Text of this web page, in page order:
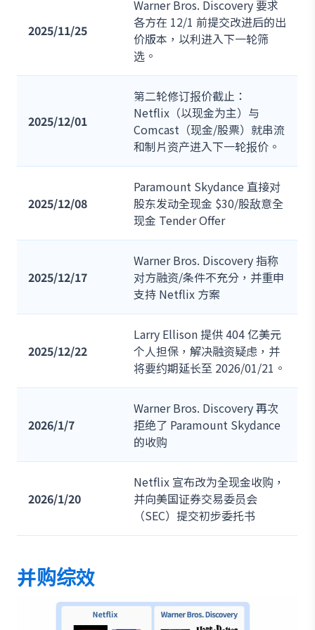
2025/11/25
Warner Bros. Discovery 要求
各方在 12/1 前提交改进后的出
价版本，以利进入下一轮筛
选。
2025/12/01
第二轮修订报价截止：
Netflix（以现金为主）与
Comcast（现金/股票）就串流
和制片资产进入下一轮报价。
2025/12/08
Paramount Skydance 直接对
股东发动全现金 $30/股敌意全
现金 Tender Offer
2025/12/17
Warner Bros. Discovery 指称
对方融资/条件不充分，并重申
支持 Netflix 方案
2025/12/22
Larry Ellison 提供 404 亿美元
个人担保，解决融资疑虑，并
将要约期延长至 2026/01/21。
2026/1/7
Warner Bros. Discovery 再次
拒绝了 Paramount Skydance
的收购
2026/1/20
Netflix 宣布改为全现金收购，
并向美国证券交易委员会
（SEC）提交初步委托书
并购综效